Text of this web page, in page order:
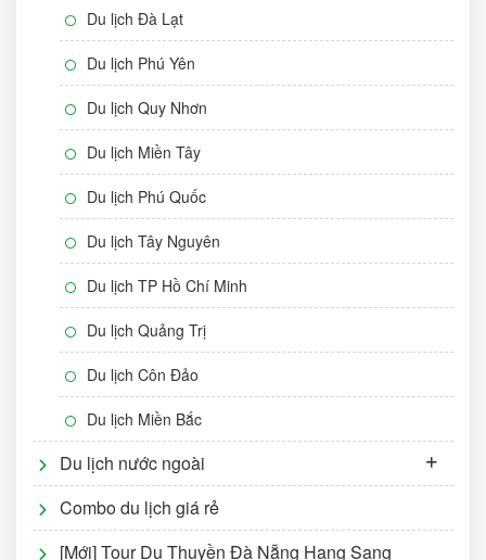
Du lịch Đà Lạt
Du lịch Phú Yên
Du lịch Quy Nhơn
Du lịch Miền Tây
Du lịch Phú Quốc
Du lịch Tây Nguyên
Du lịch TP Hồ Chí Minh
Du lịch Quảng Trị
Du lịch Côn Đảo
Du lịch Miền Bắc
Du lịch nước ngoài
Combo du lịch giá rẻ
[Mới] Tour Du Thuyền Đà Nẵng Hạng Sang